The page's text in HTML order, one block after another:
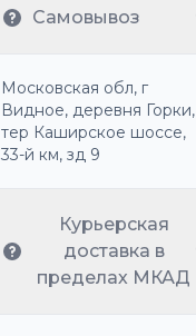
Самовывоз
Московская обл, г
Видное, деревня Горки,
тер Каширское шоссе,
33-й км, зд 9
Курьерская
доставка в
пределах МКАД